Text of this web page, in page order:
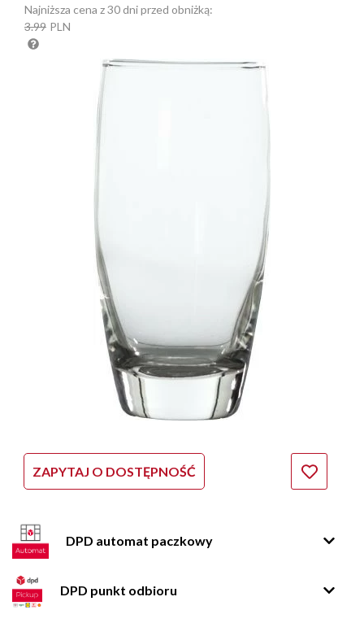
Najniższa cena z 30 dni przed obniżką:
3.99 PLN
ZAPYTAJ O DOSTĘPNOŚĆ
DPD automat paczkowy
DPD punkt odbioru